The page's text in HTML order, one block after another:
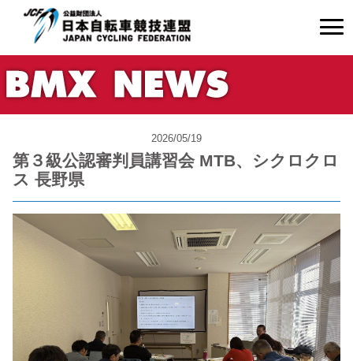
2026/05/19
第３級公認審判員講習会 MTB、シクロクロ
ス 長野県